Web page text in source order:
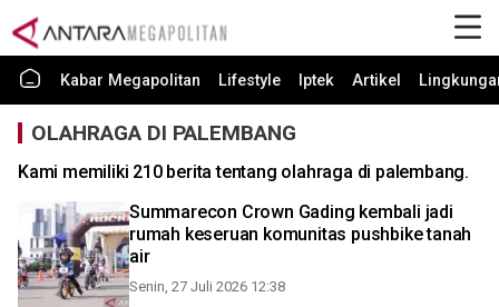
Kabar Megapolitan Lifestyle Iptek Artikel
OLAHRAGA DI PALEMBANG
Kami memiliki 210 berita tentang olahraga di palembang.
Summarecon Crown Gading kembali jadi
rumah keseruan komunitas pushbike tanah
air
Senin, 27 Juli 2026 12:38